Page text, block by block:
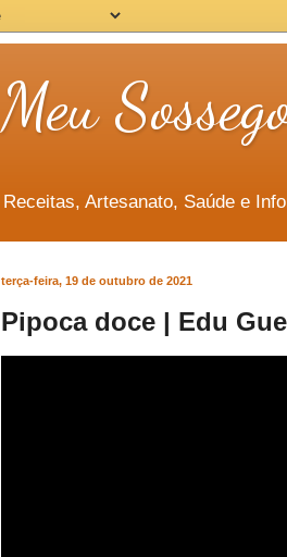
Meu
Receitas, Artesanato, Saúde e
terça-feira, 19 de outubro de 2021
Pipoca doce | Edu